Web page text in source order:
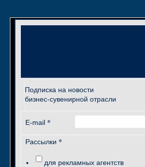
Подписка на новости
бизнес-сувенирной отрасли
E-mail *
Рассылки *
для рекламных агентств